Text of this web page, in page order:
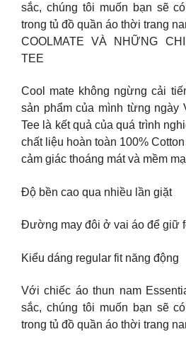
sắc, chúng tôi muốn bạn sẽ
trong tủ đồ quần áo thời trang
COOLMATE VÀ NHỮNG
TEE
Cool mate không ngừng cải
sản phẩm của mình từng ngày
Tee là kết quả của quá trình
chất liệu hoàn toàn 100%
cảm giác thoáng mát và mềm
Độ bền cao qua nhiều lần giặt
Đường may đôi ở vai áo để giữ
Kiểu dáng regular fit năng động
Với chiếc áo thun nam
sắc, chúng tôi muốn bạn sẽ
trong tủ đồ quần áo thời trang